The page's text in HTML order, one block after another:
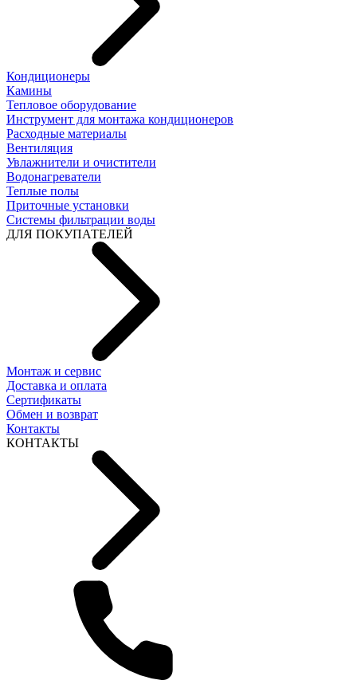
Кондиционеры
Камины
Тепловое оборудование
Инструмент для монтажа кондиционеров
Расходные материалы
Вентиляция
Увлажнители и очистители
Водонагреватели
Теплые полы
Приточные установки
Системы фильтрации воды
ДЛЯ ПОКУПАТЕЛЕЙ
Монтаж и сервис
Доставка и оплата
Сертификаты
Обмен и возврат
Контакты
КОНТАКТЫ